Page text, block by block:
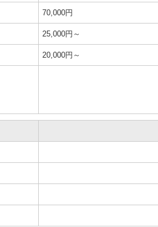
70,000円
25,000円～
20,000円～